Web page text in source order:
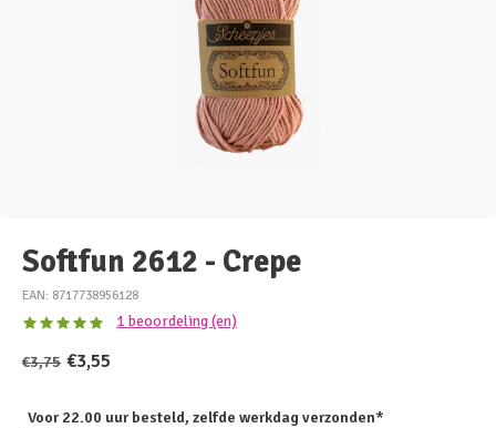
Softfun 2612 - Crepe
EAN: 8717738956128
1 beoordeling (en)
€3,75 €3,55
Voor 22.00 uur besteld, zelfde werkdag verzonden*